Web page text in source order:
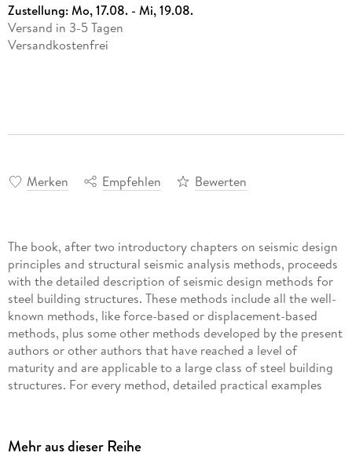
Zustellung:Mo, 17.08. - Mi, 19.08.
Versand in 3-5 Tagen
Versandkostenfrei
Merken Empfehlen Bewerten
The book, after two introductory chapters on seismic design
principles and structural seismic analysis methods, proceeds
with the detailed description of seismic design methods for
steel building structures. These methods include all the well-
known methods, like force-based or displacement-based
methods, plus some other methods developed by the present
authors or other authors that have reached a level of
maturity and are applicable to a large class of steel building
structures. For every method, detailed practical examples
feature, the present book describes not just one, as it is the
case with existing books on seismic design of steel
Mehr aus dieser Reihe